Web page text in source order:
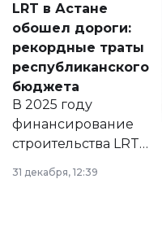
документ
появился в базе
нормативных
правовых актов и
на сайте маслихат
города.
LRT в Астане
обошел дороги:
рекордные траты
республиканского
бюджета
В 2025 году
финансирование
строительства LRT
в Астане из
республиканского
31 декабря, 12:39